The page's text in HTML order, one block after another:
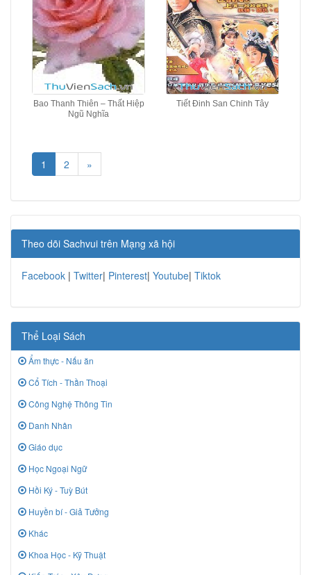
Bao Thanh Thiên – Thất Hiệp
Ngũ Nghĩa
Tiết Đinh San Chinh Tây
1 2 »
Theo dõi Sachvui trên Mạng xã hội
Facebook | Twitter| Pinterest| Youtube| Tiktok
Thể Loại Sách
Ẩm thực - Nấu ăn
Cổ Tích - Thần Thoại
Công Nghệ Thông Tin
Danh Nhân
Giáo dục
Học Ngoại Ngữ
Hồi Ký - Tuỳ Bút
Huyền bí - Giả Tưởng
Khác
Khoa Học - Kỹ Thuật